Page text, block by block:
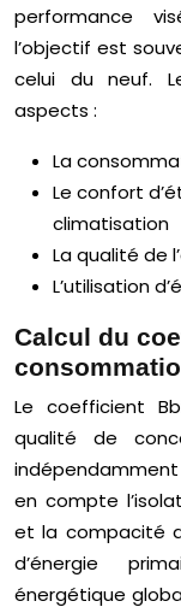
performance
l’objectif est
celui du neuf.
aspects :
La
Le confort
climatisation
La qualité de
L’utilisation
Calcul du
Le coefficient
qualité de
en compte
et la compacité
d’énergie
énergétique